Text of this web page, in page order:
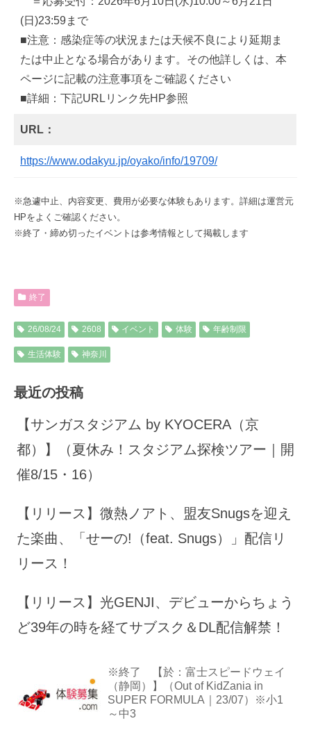
(日)23:59まで
■注意：感染症等の状況または天候不良により延期ま
たは中止となる場合があります。その他詳しくは、本
ページに記載の注意事項をご確認ください
■詳細：下記URLリンク先HP参照
URL：
https://www.odakyu.jp/oyako/info/19709/
※急遽中止、内容変更、費用が必要な体験もあります。詳細は運営元
HPをよくご確認ください。
※終了・締め切ったイベントは参考情報として掲載します
終了
26/08/24 2608 イベント 体験 年齢制限
生活体験 神奈川
最近の投稿
【サンガスタジアム by KYOCERA（京
都）】（夏休み！スタジアム探検ツアー｜開
催8/15・16）
【リリース】微熱ノアト、盟友Snugsを迎え
た楽曲、「せーの!（feat. Snugs）」配信リ
リース！
【リリース】光GENJI、デビューからちょう
ど39年の時を経てサブスク＆DL配信解禁！
※終了 【於：富士スピードウェイ
（静岡）】（Out of KidZania in
SUPER FORMULA｜23/07）※小1
～中3